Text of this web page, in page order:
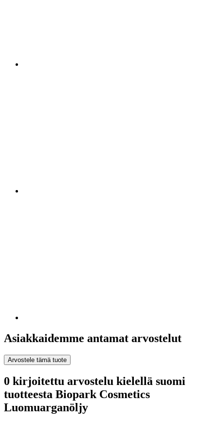
Asiakkaidemme antamat arvostelut
Arvostele tämä tuote
0 kirjoitettu arvostelu kielellä suomi
tuotteesta Biopark Cosmetics
Luomuarganöljy